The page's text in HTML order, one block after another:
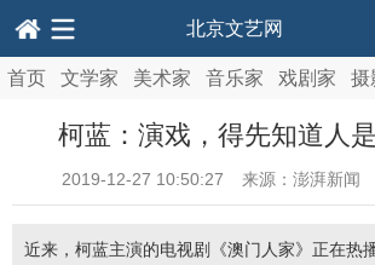
北京文艺网
首页 文学家 美术家 音乐家 戏剧家 摄
柯蓝：演戏，得先知道人
2019-12-27 10:50:27 来源：澎湃新闻
近来，柯蓝主演的电视剧《澳门人家》正在热